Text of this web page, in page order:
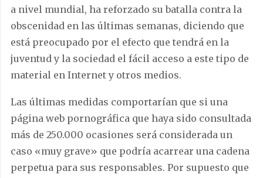
a nivel mundial, ha reforzado su batalla contra la
obscenidad en las últimas semanas, diciendo que
está preocupado por el efecto que tendrá en la
juventud y la sociedad el fácil acceso a este tipo de
material en Internet y otros medios.
Las últimas medidas comportarían que si una
página web pornográfica que haya sido consultada
más de 250.000 ocasiones será considerada un
caso «muy grave» que podría acarrear una cadena
perpetua para sus responsables. Por supuesto que